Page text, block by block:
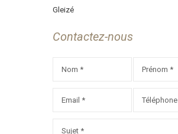
Gleizé
Contactez-nous